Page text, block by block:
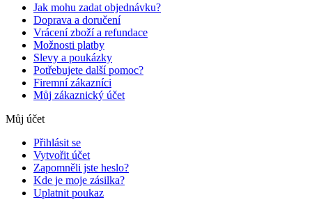
Jak mohu zadat objednávku?
Doprava a doručení
Vrácení zboží a refundace
Možnosti platby
Slevy a poukázky
Potřebujete další pomoc?
Firemní zákazníci
Můj zákaznický účet
Můj účet
Přihlásit se
Vytvořit účet
Zapomněli jste heslo?
Kde je moje zásilka?
Uplatnit poukaz